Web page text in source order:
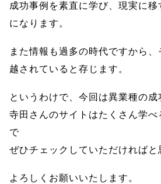
成功事例を素直に学び、現実に
になります。
また情報も過多の時代ですから
越されていると存じます。
というわけで、今回は異業種の成
寺田さんのサイトはたくさん学
で
ぜひチェックしていただければと
よろしくお願いいたします。